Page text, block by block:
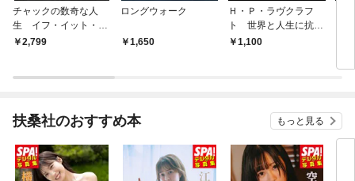
チャックの数奇な人
生 イフ・イット・ブ
リーズ
2,799
ロングウォーク
1,650
Ｈ・Ｐ・ラヴクラフ
ト 世界と人生に抗っ
て1,100
扶桑社のおすすめ本 もっと見る